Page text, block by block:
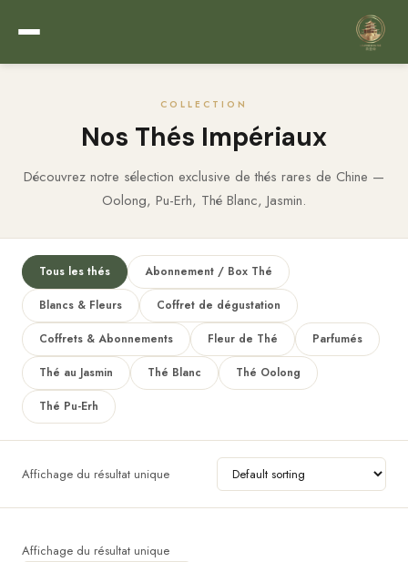
COLLECTION
Nos Thés Impériaux
Découvrez notre sélection exclusive de thés rares de Chine —
Oolong, Pu-Erh, Thé Blanc, Jasmin.
Tous les thés Abonnement / Box Thé
Blancs & Fleurs Coffret de dégustation
Coffrets & Abonnements Fleur de Thé Parfumés
Thé au Jasmin Thé Blanc Thé Oolong
Thé Pu-Erh
Affichage du résultat unique
Affichage du résultat unique